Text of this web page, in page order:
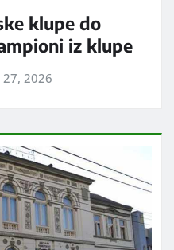
klupe do
iz klupe
27, 2026